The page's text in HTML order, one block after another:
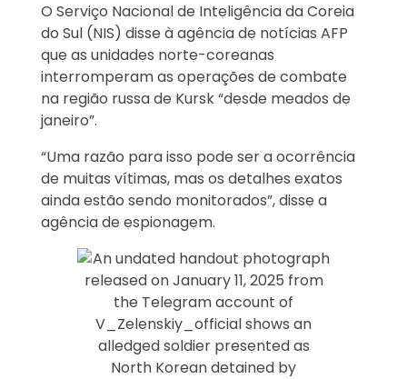
O Serviço Nacional de Inteligência da Coreia
do Sul (NIS) disse à agência de notícias AFP
que as unidades norte-coreanas
interromperam as operações de combate
na região russa de Kursk “desde meados de
janeiro”.
“Uma razão para isso pode ser a ocorrência
de muitas vítimas, mas os detalhes exatos
ainda estão sendo monitorados”, disse a
agência de espionagem.